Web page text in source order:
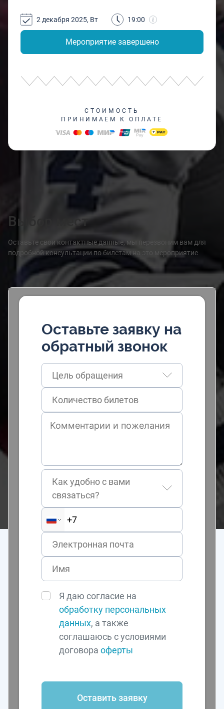
Мероприятие завершено
2 декабря 2025, Вт 19:00
СТОИМОСТЬ
ПРИНИМАЕМ К ОПЛАТЕ
Выбор мест
Оставьте свои контактные данные, мы перезвоним вам для
подробной консультации по билетам на это мероприятие
Оставьте заявку на
обратный звонок
Цель обращения
Как удобно с вами
связаться?
Я даю согласие на
обработку персональных
данных, а также
соглашаюсь с условиями
договораоферты
Оставить заявку